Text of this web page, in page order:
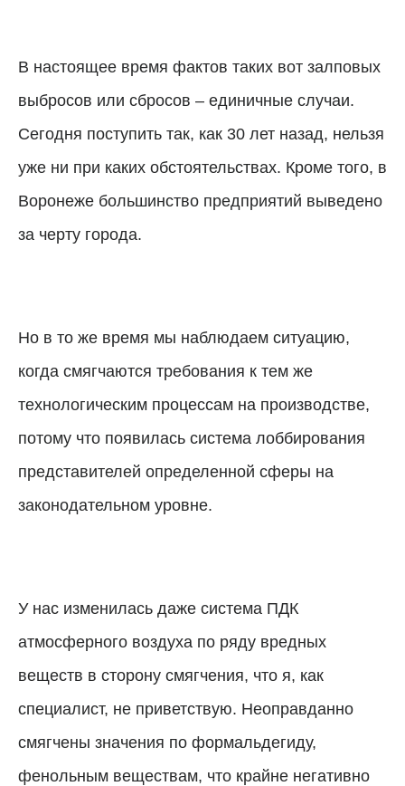
В настоящее время фактов таких вот залповых
выбросов или сбросов – единичные случаи.
Сегодня поступить так, как 30 лет назад, нельзя
уже ни при каких обстоятельствах. Кроме того, в
Воронеже большинство предприятий выведено
за черту города.
Но в то же время мы наблюдаем ситуацию,
когда смягчаются требования к тем же
технологическим процессам на производстве,
потому что появилась система лоббирования
представителей определенной сферы на
законодательном уровне.
У нас изменилась даже система ПДК
атмосферного воздуха по ряду вредных
веществ в сторону смягчения, что я, как
специалист, не приветствую. Неоправданно
смягчены значения по формальдегиду,
фенольным веществам, что крайне негативно